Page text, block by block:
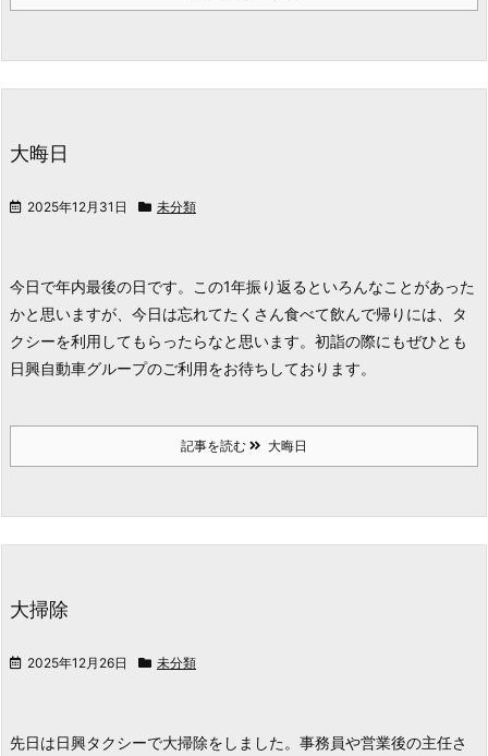
大晦日
2025年12月31日 未分類
今日で年内最後の日です。この1年振り返るといろんなことがあった
かと思いますが、今日は忘れてたくさん食べて飲んで帰りには、タ
クシーを利用してもらったらなと思います。初詣の際にもぜひとも
日興自動車グループのご利用をお待ちしております。
記事を読む 大晦日
大掃除
2025年12月26日 未分類
先日は日興タクシーで大掃除をしました。 事務員や営業後の主任さ